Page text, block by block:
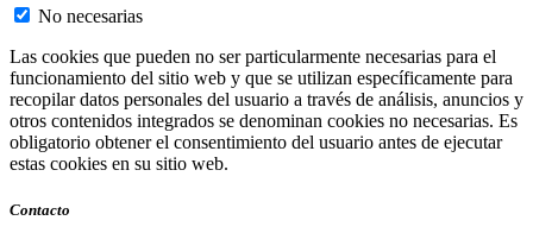
No necesarias
Las cookies que pueden no ser particularmente necesarias para el
funcionamiento del sitio web y que se utilizan específicamente para
recopilar datos personales del usuario a través de análisis, anuncios y
otros contenidos integrados se denominan cookies no necesarias. Es
obligatorio obtener el consentimiento del usuario antes de ejecutar
estas cookies en su sitio web.
Contacto